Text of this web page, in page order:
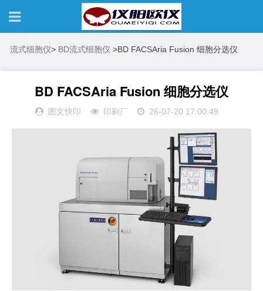
流式细胞仪> BD流式细胞仪 >BD FACSAria Fusion 细胞分选仪
BD FACSAria Fusion 细胞分选仪
图文快印 印刷厂 26-07-20 17:00:49